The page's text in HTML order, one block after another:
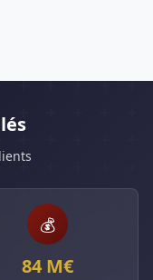
💰
84 M€